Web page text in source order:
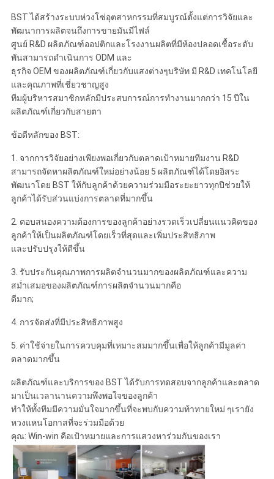
BST ได้สร้างระบบห่วงโซ่อุตสาหกรรมที่สมบูรณ์ตั้งแต่การวิจัยและ
พัฒนาการผลิตจนถึงการขายมันมีไฟล์
ศูนย์ R&D ผลิตภัณฑ์ออปติกและโรงงานผลิตที่มีห้องปลอดเชื้อระดับ
พันสามารถดำเนินการ ODM และ
ธุรกิจ OEM ของผลิตภัณฑ์เกี่ยวกับแสงต่างๆบริษัท มี R&D เทคโนโลยี
และคุณภาพที่เชี่ยวชาญสูง
ทีมผู้บริหารสมาชิกหลักมีประสบการณ์การทำงานมากกว่า 15 ปีใน
ผลิตภัณฑ์เกี่ยวกับสายตา
ข้อดีหลักของ BST:
1. จากการวิจัยอย่างเพียงพอเกี่ยวกับตลาดเป้าหมายทีมงาน R&D
สามารถจัดหาผลิตภัณฑ์ใหม่อย่างน้อย 5 ผลิตภัณฑ์ได้โดยอิสระ
พัฒนาโดย BST ให้กับลูกค้าด้วยความร่วมมือระยะยาวทุกปีช่วยให้
ลูกค้าได้รับส่วนแบ่งการตลาดที่มากขึ้น
2. ตอบสนองความต้องการของลูกค้าอย่างรวดเร็วเปลี่ยนแนวคิดของ
ลูกค้าให้เป็นผลิตภัณฑ์โดยเร็วที่สุดและเพิ่มประสิทธิภาพ
และปรับปรุงให้ดีขึ้น
3. รับประกันคุณภาพการผลิตจำนวนมากของผลิตภัณฑ์และความ
สม่ำเสมอของผลิตภัณฑ์การผลิตจำนวนมากคือ
ดีมาก;
4. การจัดส่งที่มีประสิทธิภาพสูง
5. ค่าใช้จ่ายในการควบคุมที่เหมาะสมมากขึ้นเพื่อให้ลูกค้ามีมูลค่า
ตลาดมากขึ้น
ผลิตภัณฑ์และบริการของ BST ได้รับการทดสอบจากลูกค้าและตลาด
มาเป็นเวลานานความพึงพอใจของลูกค้า
ทำให้ทั้งทีมมีความมั่นใจมากขึ้นที่จะพบกับความท้าทายใหม่ ๆเรายัง
หวงแหนโอกาสที่จะร่วมมือด้วย
คุณ: Win-win คือเป้าหมายและการแสวงหาร่วมกันของเรา